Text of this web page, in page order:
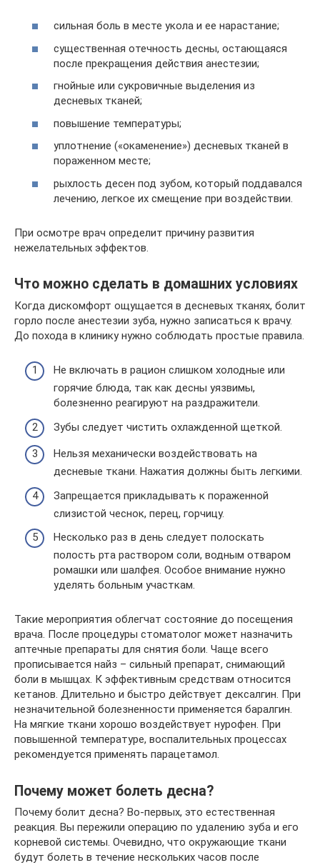
сильная боль в месте укола и ее нарастание;
существенная отечность десны, остающаяся
после прекращения действия анестезии;
гнойные или сукровичные выделения из
десневых тканей;
повышение температуры;
уплотнение («окаменение») десневых тканей в
пораженном месте;
рыхлость десен под зубом, который поддавался
лечению, легкое их смещение при воздействии.
При осмотре врач определит причину развития
нежелательных эффектов.
Что можно сделать в домашних условиях
Когда дискомфорт ощущается в десневых тканях, болит
горло после анестезии зуба, нужно записаться к врачу.
До похода в клинику нужно соблюдать простые правила.
Не включать в рацион слишком холодные или
горячие блюда, так как десны уязвимы,
болезненно реагируют на раздражители.
Зубы следует чистить охлажденной щеткой.
Нельзя механически воздействовать на
десневые ткани. Нажатия должны быть легкими.
Запрещается прикладывать к пораженной
слизистой чеснок, перец, горчицу.
Несколько раз в день следует полоскать
полость рта раствором соли, водным отваром
ромашки или шалфея. Особое внимание нужно
уделять больным участкам.
Такие мероприятия облегчат состояние до посещения
врача. После процедуры стоматолог может назначить
аптечные препараты для снятия боли. Чаще всего
прописывается найз – сильный препарат, снимающий
боли в мышцах. К эффективным средствам относится
кетанов. Длительно и быстро действует дексалгин. При
незначительной болезненности применяется баралгин.
На мягкие ткани хорошо воздействует нурофен. При
повышенной температуре, воспалительных процессах
рекомендуется применять парацетамол.
Почему может болеть десна?
Почему болит десна? Во-первых, это естественная
реакция. Вы пережили операцию по удалению зуба и его
корневой системы. Очевидно, что окружающие ткани
будут болеть в течение нескольких часов после